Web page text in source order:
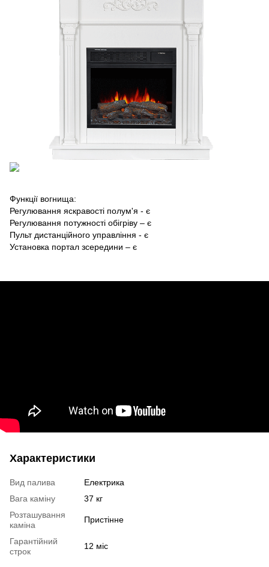
Функції вогнища:
Регулювання яскравості полум'я - є
Регулювання потужності обігріву – є
Пульт дистанційного управління - є
Установка портал зсередини – є
Характеристики
Вид палива
Електрика
Вага каміну
37 кг
Розташування
каміна
Пристінне
Гарантійний
строк
12 міс